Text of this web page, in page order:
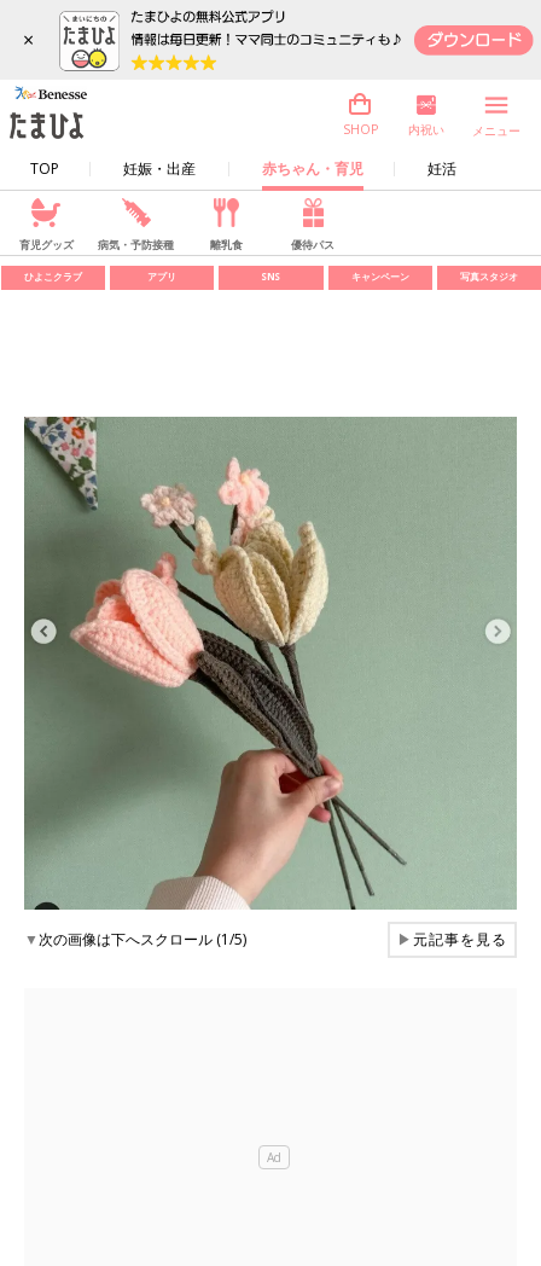
×
TOP 妊娠・出産 赤ちゃん・育児 妊活
SHOP 内祝い メニュー
育児グッズ 病気・予防接種 離乳食 優待パス
ひよこクラブ アプリ SNS キャンペーン 写真スタジオ
▼次の画像は下へスクロール (1/5) ▶元記事を見る